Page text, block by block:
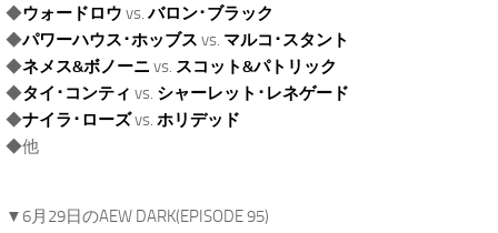
◆ウォードロウ vs.バロン･ブラック
◆パワーハウス･ホッブス vs. マルコ･スタント
◆ネメス&ボノーニ vs. スコット&パトリック
◆タイ･コンティ vs. シャーレット･レネゲード
◆ナイラ･ローズvs. ホリデッド
◆他
▼6月29日のAEW DARK(EPISODE 95)